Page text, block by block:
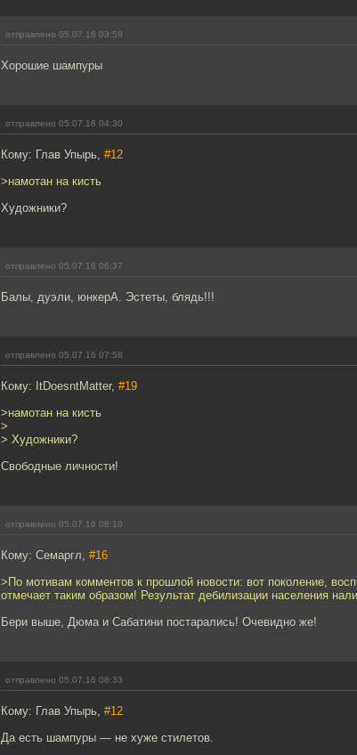
отправлено 05.07.16 03:59
Хорошие шампуры
отправлено 05.07.16 04:30
Кому: Глав Упырь, #12
>намотан на кисть
Художники?
отправлено 05.07.16 06:37
Балы, дуэли, юнкерА. Эстеты, блядь!!!
отправлено 05.07.16 07:58
Кому: ItDoesntMatter, #19
>намотан на кисть
>
> Художники?
Свободные личности!
отправлено 05.07.16 08:10
Кому: Семаргл, #16
>По мотивам комментов к прошлой новости: вот поколение,
отмечает таким образом! Результат дебилизации населения
Бери выше, Дюма и Сабатини постарались! Очевидно же!
отправлено 05.07.16 08:33
Кому: Глав Упырь, #12
Да есть шампуры — не хуже стилетов.